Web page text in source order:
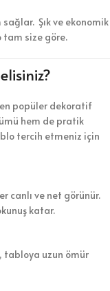
Şık ve ekonomik
tam size göre.
popüler dekoratif
hem de pratik
tercih etmeniz için
canlı ve net görünür.
katar.
tabloya uzun ömür